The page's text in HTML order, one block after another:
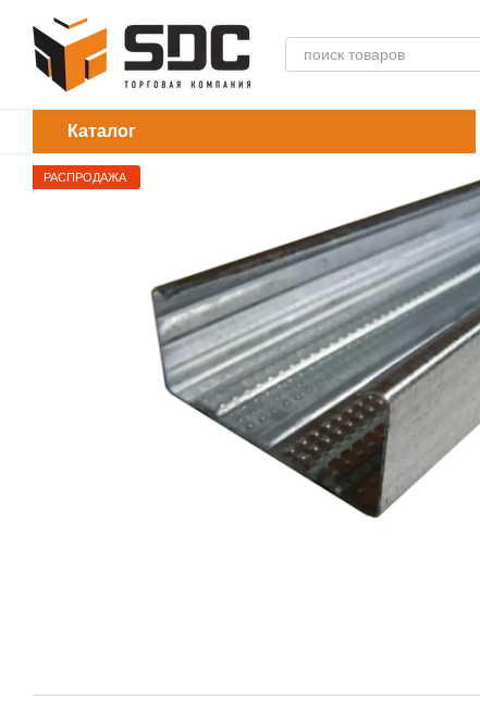
Перейти к основному контенту
Каталог
РАСПРОДАЖА